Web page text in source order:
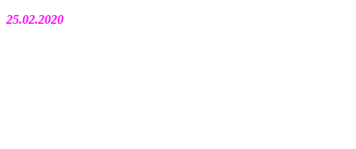
25.02.2020